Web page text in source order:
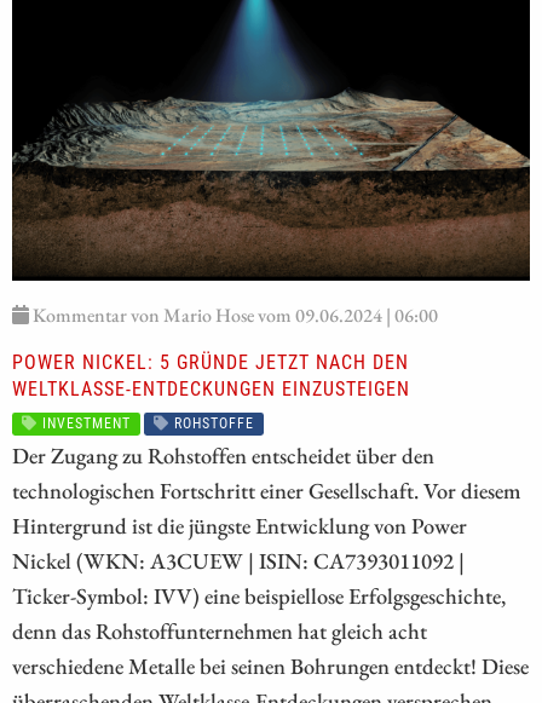
Kommentar von Mario Hose vom 09.06.2024 | 06:00
POWER NICKEL: 5 GRÜNDE JETZT NACH DEN
WELTKLASSE-ENTDECKUNGEN EINZUSTEIGEN
INVESTMENT ROHSTOFFE
Der Zugang zu Rohstoffen entscheidet über den
technologischen Fortschritt einer Gesellschaft. Vor diesem
Hintergrund ist die jüngste Entwicklung von Power
Nickel (WKN: A3CUEW | ISIN: CA7393011092 |
Ticker-Symbol: IVV) eine beispiellose Erfolgsgeschichte,
denn das Rohstoffunternehmen hat gleich acht
verschiedene Metalle bei seinen Bohrungen entdeckt! Diese